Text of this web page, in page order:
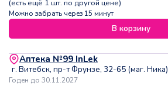
(есть ещё 1 шт. по другой цене)
Можно забрать через 15 минут
В корзину
Аптека №99 InLek
г. Витебск, пр-т Фрунзе, 32-65 (маг. Ника)
Годен до 30.11.2027